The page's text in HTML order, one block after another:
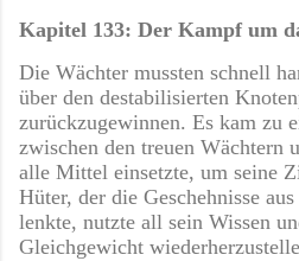
Kapitel 133: Der Kampf um
Die Wächter mussten schnell
über den destabilisierten
zurückzugewinnen. Es kam zu
zwischen den treuen Wächtern
alle Mittel einsetzte, um seine
Hüter, der die Geschehnisse
lenkte, nutzte all sein Wissen
Gleichgewicht